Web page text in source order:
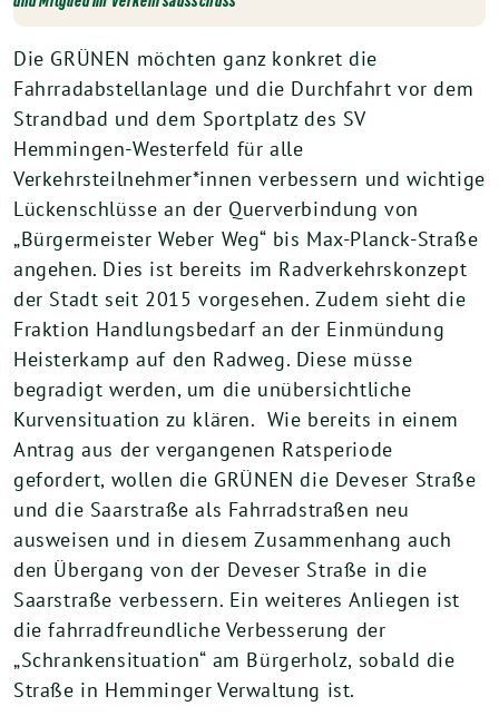
Die GRÜNEN möchten ganz konkret die
Fahrradabstellanlage und die Durchfahrt vor dem
Strandbad und dem Sportplatz des SV
Hemmingen-Westerfeld für alle
Verkehrsteilnehmer*innen verbessern und wichtige
Lückenschlüsse an der Querverbindung von
„Bürgermeister Weber Weg“ bis Max-Planck-Straße
angehen. Dies ist bereits im Radverkehrskonzept
der Stadt seit 2015 vorgesehen. Zudem sieht die
Fraktion Handlungsbedarf an der Einmündung
Heisterkamp auf den Radweg. Diese müsse
begradigt werden, um die unübersichtliche
Kurvensituation zu klären. Wie bereits in einem
Antrag aus der vergangenen Ratsperiode
gefordert, wollen die GRÜNEN die Deveser Straße
und die Saarstraße als Fahrradstraßen neu
ausweisen und in diesem Zusammenhang auch
den Übergang von der Deveser Straße in die
Saarstraße verbessern. Ein weiteres Anliegen ist
die fahrradfreundliche Verbesserung der
„Schrankensituation“ am Bürgerholz, sobald die
Straße in Hemminger Verwaltung ist.